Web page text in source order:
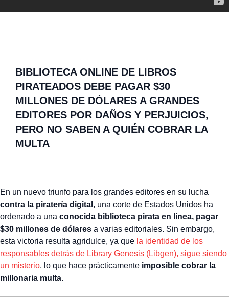
BIBLIOTECA ONLINE DE LIBROS
PIRATEADOS DEBE PAGAR $30
MILLONES DE DÓLARES A GRANDES
EDITORES POR DAÑOS Y PERJUICIOS,
PERO NO SABEN A QUIÉN COBRAR LA
MULTA
En un nuevo triunfo para los grandes editores en su lucha
contra la piratería digital , una corte de Estados Unidos ha
ordenado a una conocida biblioteca pirata en línea, pagar
$30 millones de dólares a varias editoriales. Sin embargo,
esta victoria resulta agridulce, ya que la identidad de los
responsables detrás de Library Genesis (Libgen), sigue siendo
un misterio, lo que hace prácticamente imposible cobrar la
millonaria multa.